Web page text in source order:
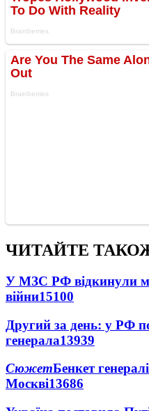
ЧИТАЙТЕ
У МЗС РФ відкинули
війни15100
Другий за день: у РФ
генерала13939
СюжетБенкет
Москві13686